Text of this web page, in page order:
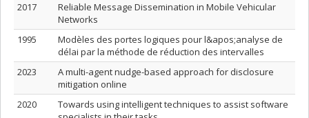
2017
Reliable Message Dissemination in Mobile Vehicular
Networks
1995
Modèles des portes logiques pour l&apos;analyse de
délai par la méthode de réduction des intervalles
2023
A multi-agent nudge-based approach for disclosure
mitigation online
2020
Towards using intelligent techniques to assist software